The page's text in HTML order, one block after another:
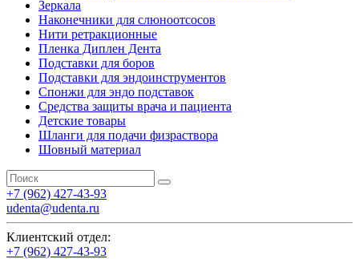
Зеркала
Наконечники для слюноотсосов
Нити ретракционные
Пленка Диплен Дента
Подставки для боров
Подставки для эндоинструментов
Спонжи для эндо подставок
Средства защиты врача и пациента
Детские товары
Шланги для подачи физраствора
Шовный материал
+7 (962) 427-43-93
udenta@udenta.ru
Клиентский отдел:
+7 (962) 427-43-93